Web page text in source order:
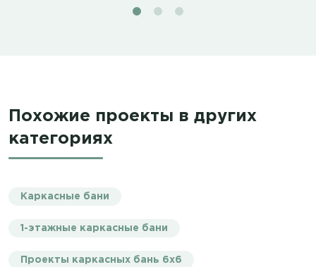
Похожие проекты в других
категориях
Каркасные бани
1-этажные каркасные бани
Проекты каркасных бань 6х6